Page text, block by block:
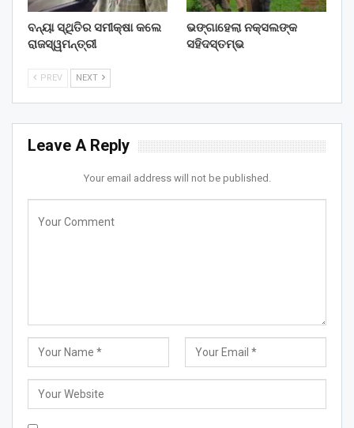
ବନ୍ୟା ସ୍ଥିତିର ସମୀକ୍ଷା କଲେ
ରାଜସ୍ୱମନ୍ତ୍ରୀ
ଭଙ୍ଗାହେଲା ନକ୍ସଲଙ୍କ
ସହିଦସ୍ତମ୍ଭ
PREV NEXT
Leave A Reply
Your email address will not be published.